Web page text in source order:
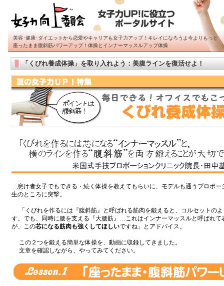
「くびれ養成体操」を取り入れよう：美腹ラインを復活せよ！
美容･健康･ダイエットから恋愛やキャリアも女子力アップ！キレイになろうよ今よりもっと
座ったまま腹斜筋パワーアップ！体操とインナーマッスルアップ体操
怠け者女子でもできる・続く体操を教えてもらいに、モデルも通うプロポー
生のところに突撃。
「くびれを作るには『腹斜筋』と呼ばれる筋肉を鍛えると、コルセットの
す。でも、同時に腰を支える『大腰筋』…これはインナーマッスルと呼ばれて
が、この芯になる筋肉も強くしてほしいですね」とアドバイス。
この２つを鍛える簡単な体操を、動画に収録してきました。
文章を確認しながら、やってみてください。